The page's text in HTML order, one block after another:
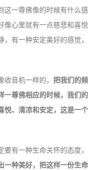
这一尊佛像的时候有什么感
像心里就有一点慈悲和喜悦
有一种安定美好的感觉，
音机一样的， 把我们的频
一尊佛相应的时候，我们的
悦、清凉和安定，这是一个
有一种生命关怀的态度，
一种美好，把这样一份生命